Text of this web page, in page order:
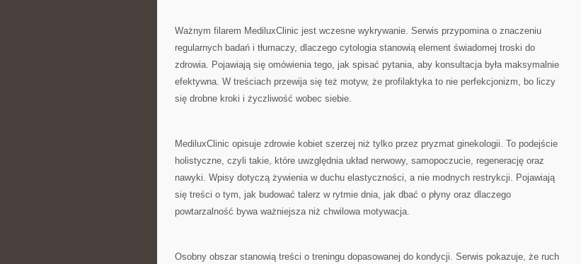
Ważnym filarem MediluxClinic jest wczesne wykrywanie. Serwis przypomina o znaczeniu
regularnych badań i tłumaczy, dlaczego cytologia stanowią element świadomej troski do
zdrowia. Pojawiają się omówienia tego, jak spisać pytania, aby konsultacja była maksymalnie
efektywna. W treściach przewija się też motyw, że profilaktyka to nie perfekcjonizm, bo liczy
się drobne kroki i życzliwość wobec siebie.
MediluxClinic opisuje zdrowie kobiet szerzej niż tylko przez pryzmat ginekologii. To podejście
holistyczne, czyli takie, które uwzględnia układ nerwowy, samopoczucie, regenerację oraz
nawyki. Wpisy dotyczą żywienia w duchu elastyczności, a nie modnych restrykcji. Pojawiają
się treści o tym, jak budować talerz w rytmie dnia, jak dbać o płyny oraz dlaczego
powtarzalność bywa ważniejsza niż chwilowa motywacja.
Osobny obszar stanowią treści o treningu dopasowanej do kondycji. Serwis pokazuje, że ruch